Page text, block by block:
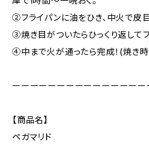
②フライパンに油をひき、中火で皮
③焼き目がついたらひっくり返してフ
④中まで火が通ったら完成！(焼き
ーーーーーーーーーーーーーー
【商品名】
ペガマリド